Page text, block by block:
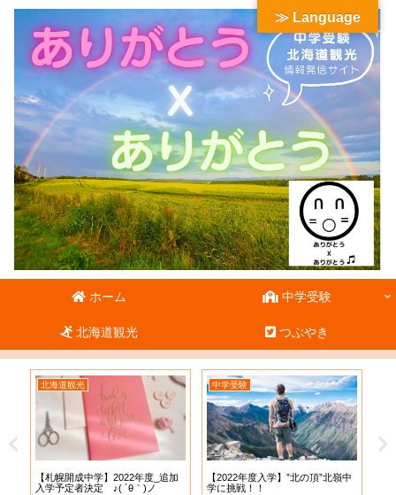
ホーム 中学受験
北海道観光 つぶやき
北海道観光
【札幌開成中学】2022年度_追加
入学予定者決定 ♪( ´θ｀)ノ
中学受験
【2022年度入学】”北の頂”北嶺中
学に挑戦！！
≫ Language